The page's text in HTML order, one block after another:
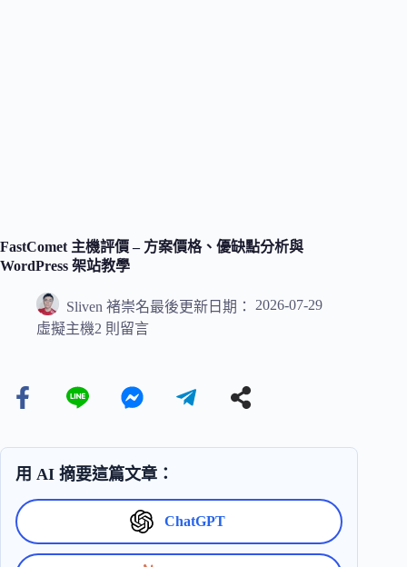
FastComet 主機評價 – 方案價格、優缺點分析與
WordPress 架站教學
Sliven 褚崇名最後更新日期：
2026-07-29
虛擬主機2 則留言
用 AI 摘要這篇文章：
ChatGPT